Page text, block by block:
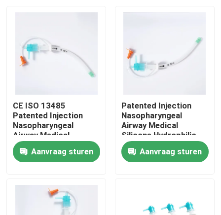
Thuis
CE ISO 13485
Patented Injection
Nasopharyngeal
Airway Medical
Silicone Hydrophilic
coating OEM ODM
Aanvraag sturen
Patented Injection
Nasopharyngeal
Airway Medical
Silicone Hydrophilic
coating CE ISO
Certification
Aanvraag sturen